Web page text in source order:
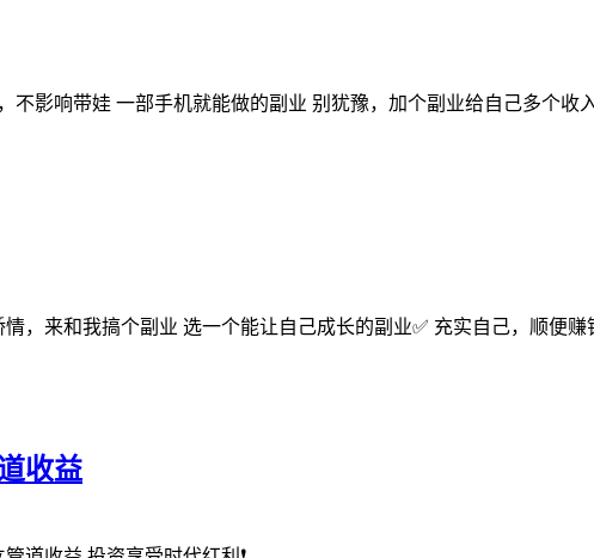
影响带娃 一部手机就能做的副业 别犹豫，加个副业给自己多个收
，来和我搞个副业 选一个能让自己成长的副业✅ 充实自己，顺便赚
收益